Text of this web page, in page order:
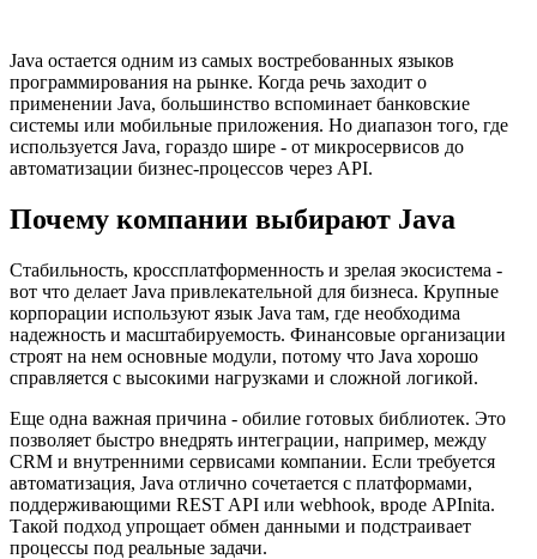
Java остается одним из самых востребованных языков
программирования на рынке. Когда речь заходит о
применении Java, большинство вспоминает банковские
системы или мобильные приложения. Но диапазон того, где
используется Java, гораздо шире - от микросервисов до
автоматизации бизнес-процессов через API.
Почему компании выбирают Java
Стабильность, кроссплатформенность и зрелая экосистема -
вот что делает Java привлекательной для бизнеса. Крупные
корпорации используют язык Java там, где необходима
надежность и масштабируемость. Финансовые организации
строят на нем основные модули, потому что Java хорошо
справляется с высокими нагрузками и сложной логикой.
Еще одна важная причина - обилие готовых библиотек. Это
позволяет быстро внедрять интеграции, например, между
CRM и внутренними сервисами компании. Если требуется
автоматизация, Java отлично сочетается с платформами,
поддерживающими REST API или webhook, вроде APInita.
Такой подход упрощает обмен данными и подстраивает
процессы под реальные задачи.